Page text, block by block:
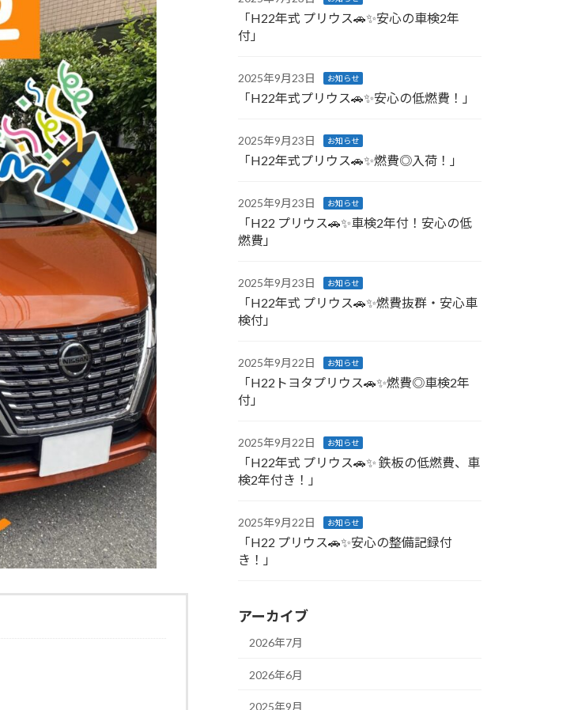
「H22年式 プリウス🚗✨安心の車検2年
付」
2025年9月23日 お知らせ
「H22年式プリウス🚗✨安心の低燃費！」
2025年9月23日 お知らせ
「H22年式プリウス🚗✨燃費◎入荷！」
2025年9月23日 お知らせ
「H22 プリウス🚗✨車検2年付！安心の低
燃費」
2025年9月23日 お知らせ
「H22年式 プリウス🚗✨燃費抜群・安心車
検付」
2025年9月22日 お知らせ
「H22トヨタプリウス🚗✨燃費◎車検2年
付」
2025年9月22日 お知らせ
「H22年式 プリウス🚗✨ 鉄板の低燃費、車
検2年付き！」
2025年9月22日 お知らせ
「H22 プリウス🚗✨安心の整備記録付
き！」
アーカイブ
2026年7月
2026年6月
2025年9月